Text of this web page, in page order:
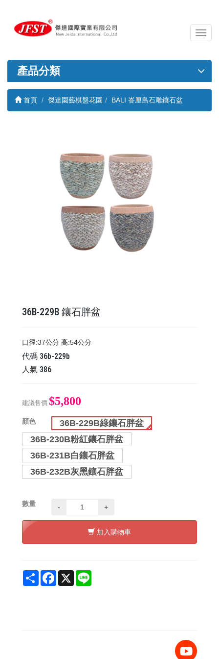
導
覽
關
產品分類
首頁 傑達園藝棋盤花園 BALI 峇厘島石雕鑲石盆
36B-229B 鑲石胖盆
口徑:37公分 高:54公分
代碼 36b-229b
人氣 386
建議售價 $5,800
顏色
36B-229B綠鑲石胖盆
36B-230B粉紅鑲石胖盆
36B-231B白鑲石胖盆
36B-232B灰黑鑲石胖盆
數量 - +
加入購物車
Share Facebook
X